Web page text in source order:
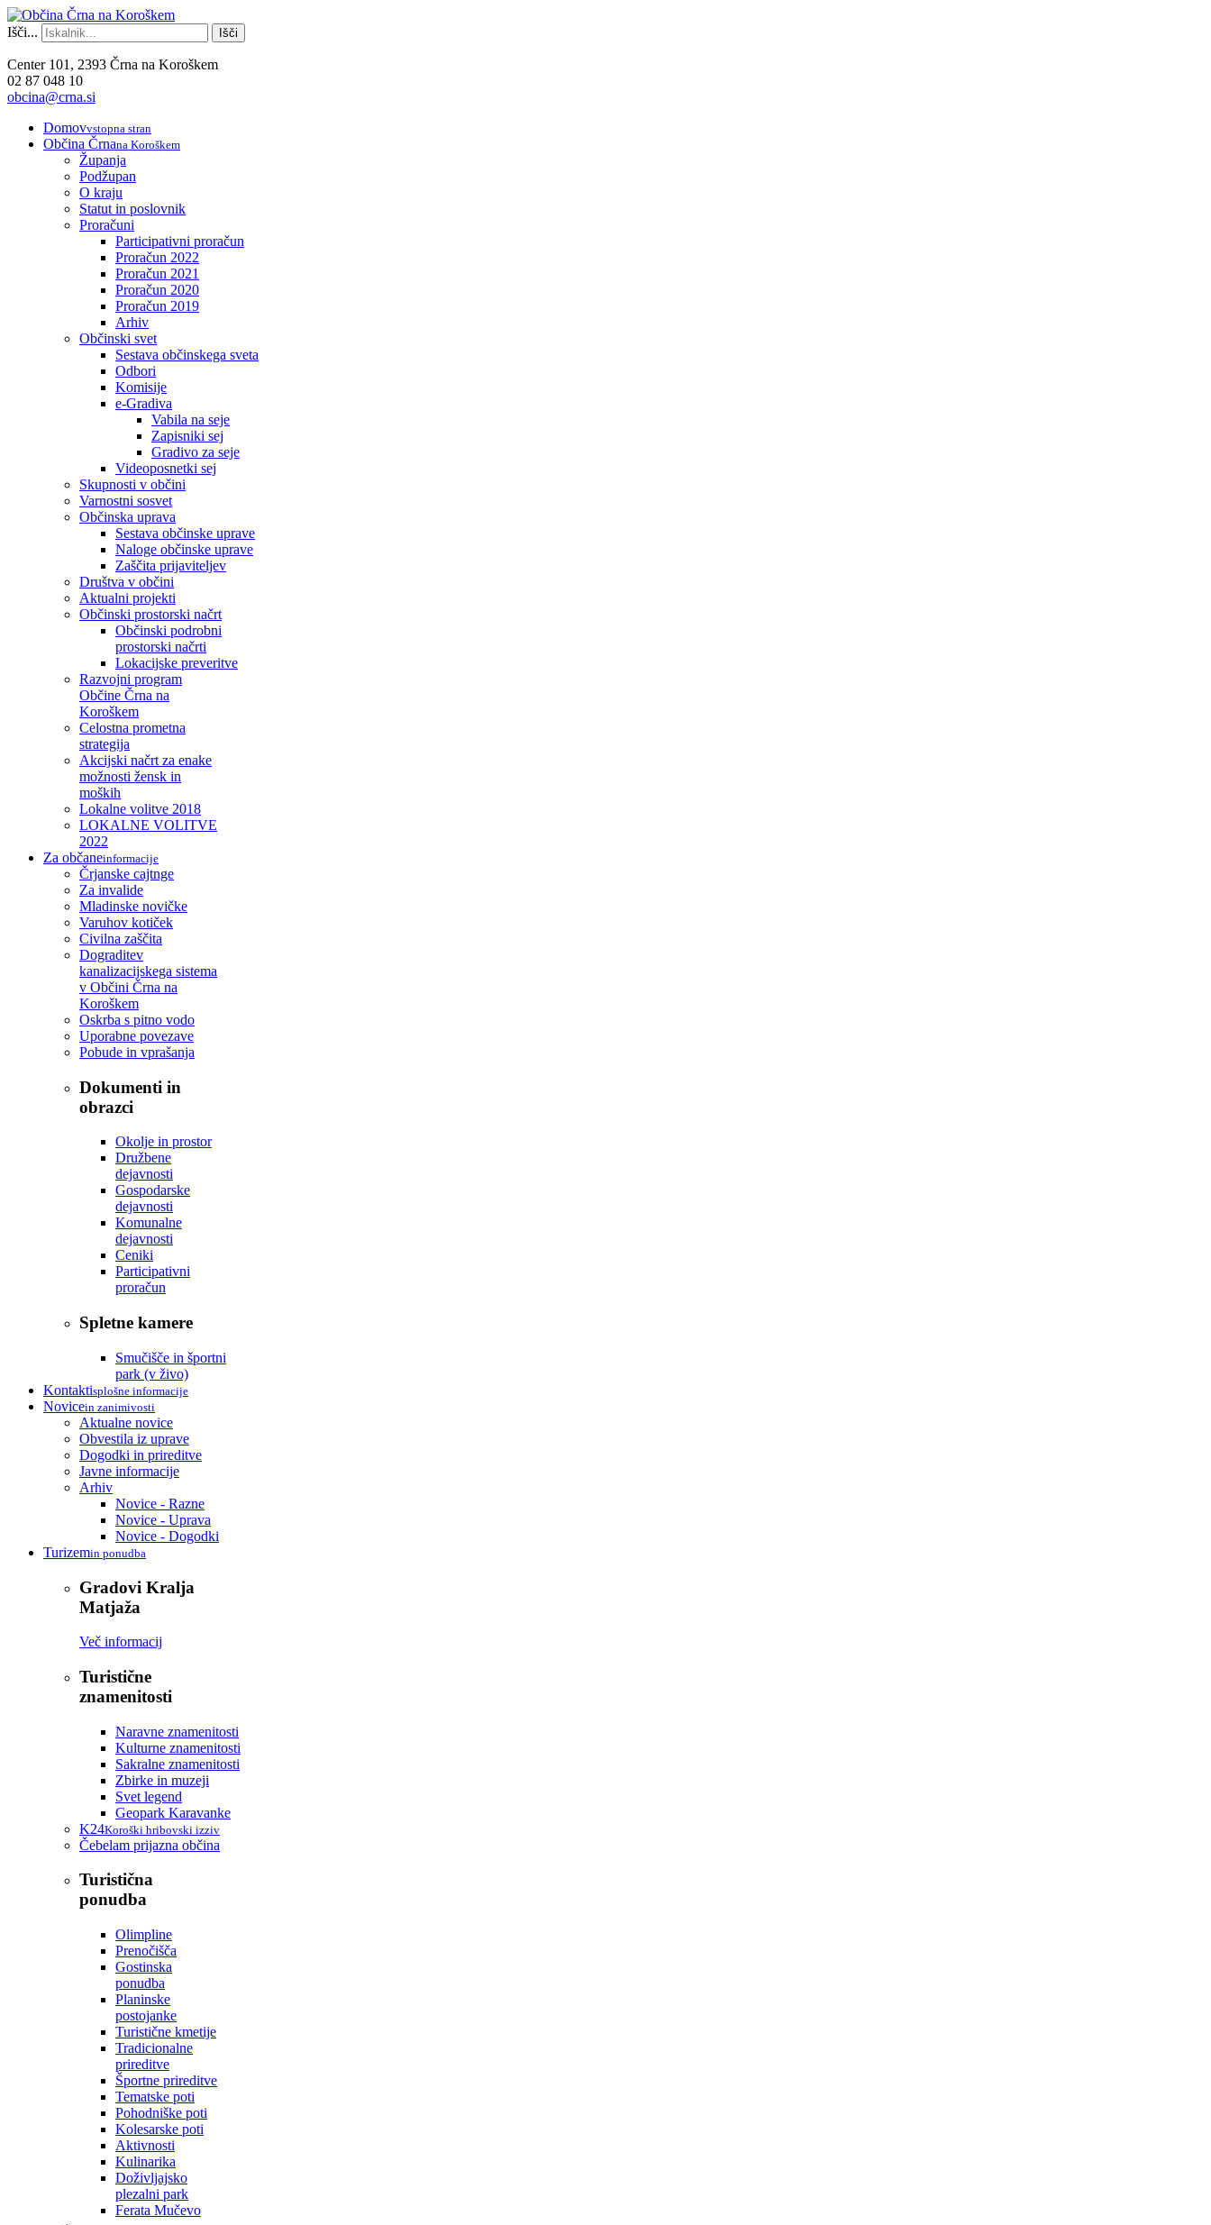
Išči... Išči
Center 101, 2393 Črna na Koroškem
02 87 048 10
obcina@crna.si
Domovvstopna stran
Občina Črnana Koroškem
Županja
Podžupan
O kraju
Statut in poslovnik
Proračuni
Participativni proračun
Proračun 2022
Proračun 2021
Proračun 2020
Proračun 2019
Arhiv
Občinski svet
Sestava občinskega sveta
Odbori
Komisije
e-Gradiva
Vabila na seje
Zapisniki sej
Gradivo za seje
Videoposnetki sej
Skupnosti v občini
Varnostni sosvet
Občinska uprava
Sestava občinske uprave
Naloge občinske uprave
Zaščita prijaviteljev
Društva v občini
Aktualni projekti
Občinski prostorski načrt
Občinski podrobni
prostorski načrti
Lokacijske preveritve
Razvojni program
Občine Črna na
Koroškem
Celostna prometna
strategija
Akcijski načrt za enake
možnosti žensk in
moških
Lokalne volitve 2018
LOKALNE VOLITVE
2022
Za občaneinformacije
Črjanske cajtnge
Za invalide
Mladinske novičke
Varuhov kotiček
Civilna zaščita
Dograditev
kanalizacijskega sistema
v Občini Črna na
Koroškem
Oskrba s pitno vodo
Uporabne povezave
Pobude in vprašanja
Dokumenti in
obrazci
Okolje in prostor
Družbene
dejavnosti
Gospodarske
dejavnosti
Komunalne
dejavnosti
Ceniki
Participativni
proračun
Spletne kamere
Smučišče in športni
park (v živo)
Kontaktisplošne informacije
Novicein zanimivosti
Aktualne novice
Obvestila iz uprave
Dogodki in prireditve
Javne informacije
Arhiv
Novice - Razne
Novice - Uprava
Novice - Dogodki
Turizemin ponudba
Gradovi Kralja
Matjaža
Več informacij
Turistične
znamenitosti
Naravne znamenitosti
Kulturne znamenitosti
Sakralne znamenitosti
Zbirke in muzeji
Svet legend
Geopark Karavanke
K24Koroški hribovski izziv
Čebelam prijazna občina
Turistična
ponudba
Olimpline
Prenočišča
Gostinska
ponudba
Planinske
postojanke
Turistične kmetije
Tradicionalne
prireditve
Športne prireditve
Tematske poti
Pohodniške poti
Kolesarske poti
Aktivnosti
Kulinarika
Doživljajsko
plezalni park
Ferata Mučevo